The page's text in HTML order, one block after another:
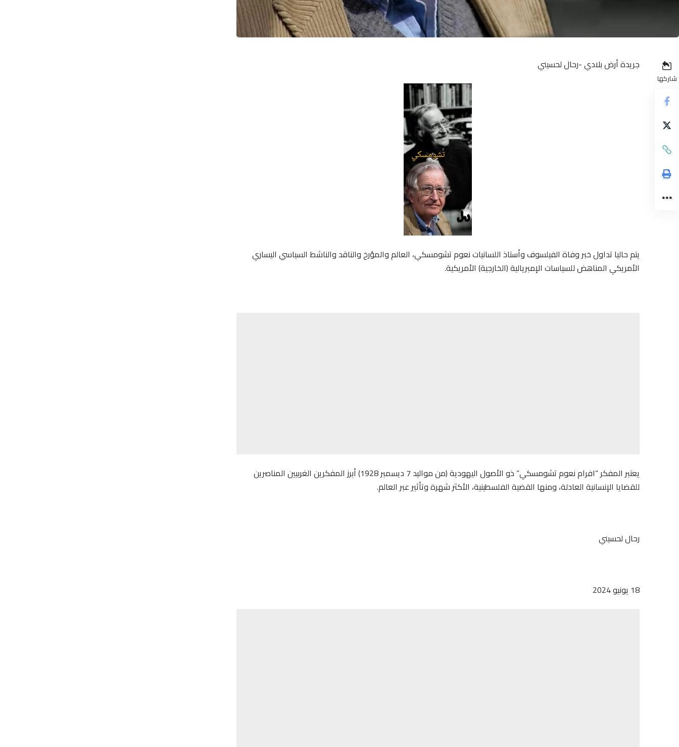
شاركها
جريدة أرض بلادي -رحال لحسيني
يتم حاليا تداول خبر وفاة الفيلسوف وأستاذ اللسانيات نعوم تشومسكي، العالم والمؤرخ والناقد والناشط السياسي اليساري
الأمريكي المناهض للسياسات الإمبريالية (الخارجية) الأمريكية.
يعتبر المفكر “افرام نعوم تشومسكي” ذو الأصول اليهودية (من مواليد 7 ديسمبر 1928) أبرز المفكرين الغربيين المناصرين
للقضايا الإنسانية العادلة، ومنها القضية الفلسطينية، الأكثر شهرة وتأثير عبر العالم.
رحال لحسيني
18 يونيو 2024